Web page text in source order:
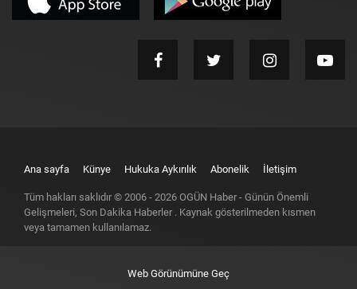
Ana sayfa Künye Hukuka Aykırılık Abonelik İletişim
Tüm hakları saklıdır © 2006 - 2026 OGÜN Haber - Günün Önemli
Gelişmeleri, Son Dakika Haberler . Kaynak gösterilmeden kısmen
veya tamamen kullanılamaz.
Web Görünümüne Geç